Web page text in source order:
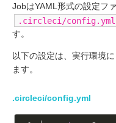
JobはYAML形式の設定フ
.circleci/config.yml
す。
以下の設定は、実行環境
ます。
.circleci/config.yml